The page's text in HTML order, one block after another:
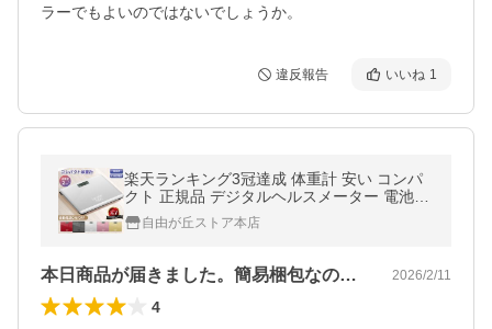
ラーでもよいのではないでしょうか。
違反報告 いいね 1
楽天ランキング3冠達成 体重計 安い コンパ
クト 正規品 デジタルヘルスメーター 電池式
妊婦 乗るだけ 小さい 電池式
自由が丘ストア本店
本日商品が届きました。簡易梱包なので不… 2026/2/11
4